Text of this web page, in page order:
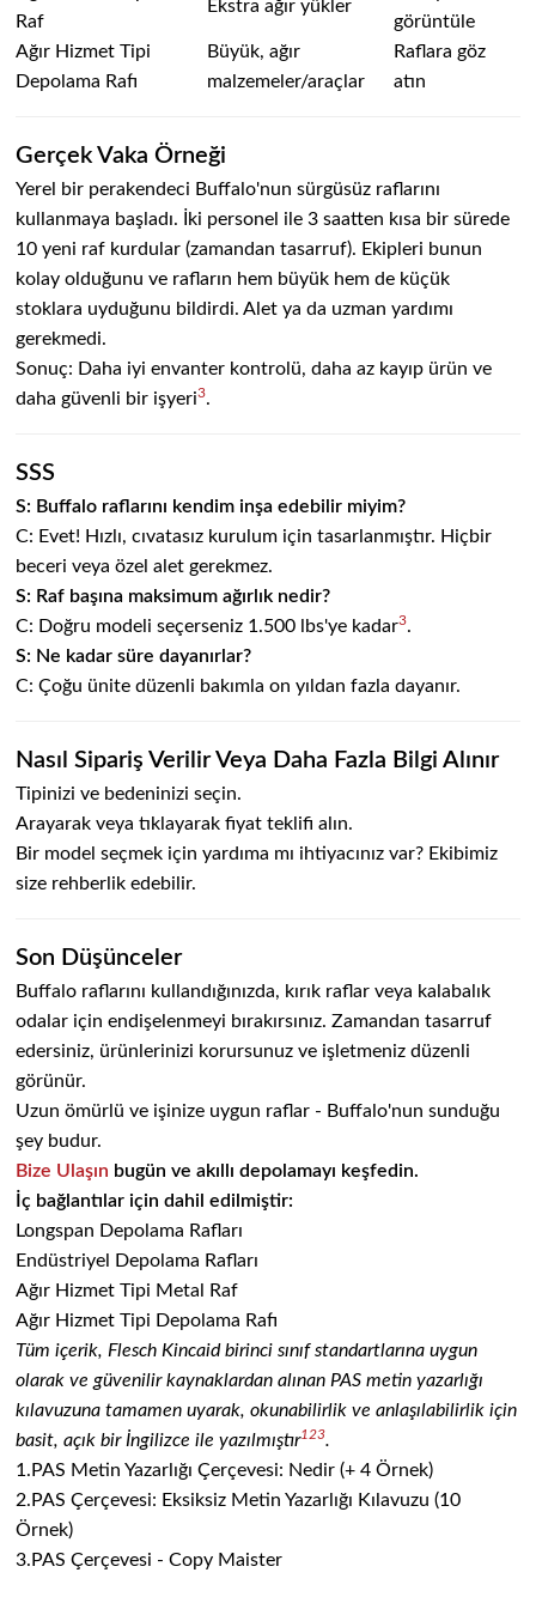
Raf
Ekstra ağır yükler
görüntüle
Ağır Hizmet Tipi
Depolama Rafı
Büyük, ağır
malzemeler/araçlar
Raflara göz
atın
Gerçek Vaka Örneği
Yerel bir perakendeci Buffalo'nun sürgüsüz raflarını
kullanmaya başladı. İki personel ile 3 saatten kısa bir sürede
10 yeni raf kurdular (zamandan tasarruf). Ekipleri bunun
kolay olduğunu ve rafların hem büyük hem de küçük
stoklara uyduğunu bildirdi. Alet ya da uzman yardımı
gerekmedi.
Sonuç: Daha iyi envanter kontrolü, daha az kayıp ürün ve
daha güvenli bir işyeri3.
SSS
S: Buffalo raflarını kendim inşa edebilir miyim?
C: Evet! Hızlı, cıvatasız kurulum için tasarlanmıştır. Hiçbir
beceri veya özel alet gerekmez.
S: Raf başına maksimum ağırlık nedir?
C: Doğru modeli seçerseniz 1.500 lbs'ye kadar3.
S: Ne kadar süre dayanırlar?
C: Çoğu ünite düzenli bakımla on yıldan fazla dayanır.
Nasıl Sipariş Verilir Veya Daha Fazla Bilgi Alınır
Tipinizi ve bedeninizi seçin.
Arayarak veya tıklayarak fiyat teklifi alın.
Bir model seçmek için yardıma mı ihtiyacınız var? Ekibimiz
size rehberlik edebilir.
Son Düşünceler
Buffalo raflarını kullandığınızda, kırık raflar veya kalabalık
odalar için endişelenmeyi bırakırsınız. Zamandan tasarruf
edersiniz, ürünlerinizi korursunuz ve işletmeniz düzenli
görünür.
Uzun ömürlü ve işinize uygun raflar - Buffalo'nun sunduğu
şey budur.
Bize Ulaşın bugün ve akıllı depolamayı keşfedin.
İç bağlantılar için dahil edilmiştir:
Longspan Depolama Rafları
Endüstriyel Depolama Rafları
Ağır Hizmet Tipi Metal Raf
Ağır Hizmet Tipi Depolama Rafı
Tüm içerik, Flesch Kincaid birinci sınıf standartlarına uygun
olarak ve güvenilir kaynaklardan alınan PAS metin yazarlığı
kılavuzuna tamamen uyarak, okunabilirlik ve anlaşılabilirlik için
basit, açık bir İngilizce ile yazılmıştır1 23.
1. PAS Metin Yazarlığı Çerçevesi: Nedir (+ 4 Örnek)
2. PAS Çerçevesi: Eksiksiz Metin Yazarlığı Kılavuzu (10
Örnek)
3. PAS Çerçevesi - Copy Maister